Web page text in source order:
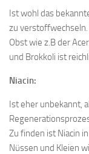
Ist wohl das
zu
Obst wie z.B der
und Brokkoli ist
Niacin:
Ist eher unbekannt,
Zu finden ist Niacin
Nüssen und Kleien